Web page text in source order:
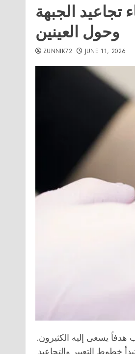
الجبهة
وحول العينين
ZUNNIK72 JUNE 11, 2026
يسعى إليه الكثيرون.
خطوط التعبير والتجاعيد